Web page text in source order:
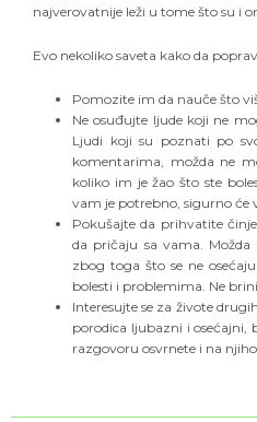
najverovatnije leži u tome što su i
Evo nekoliko saveta kako da
Pomozite im da nauče što
Ne osuđujte ljude koji ne
Ljudi koji su poznati po
komentarima, možda ne
koliko im je žao što ste
vam je potrebno, sigurno će
Pokušajte da prihvatite
da pričaju sa vama.
zbog toga što se ne
bolesti i problemima. Ne
Interesujte se za živote
porodica ljubazni i osećajni,
razgovoru osvrnete i na